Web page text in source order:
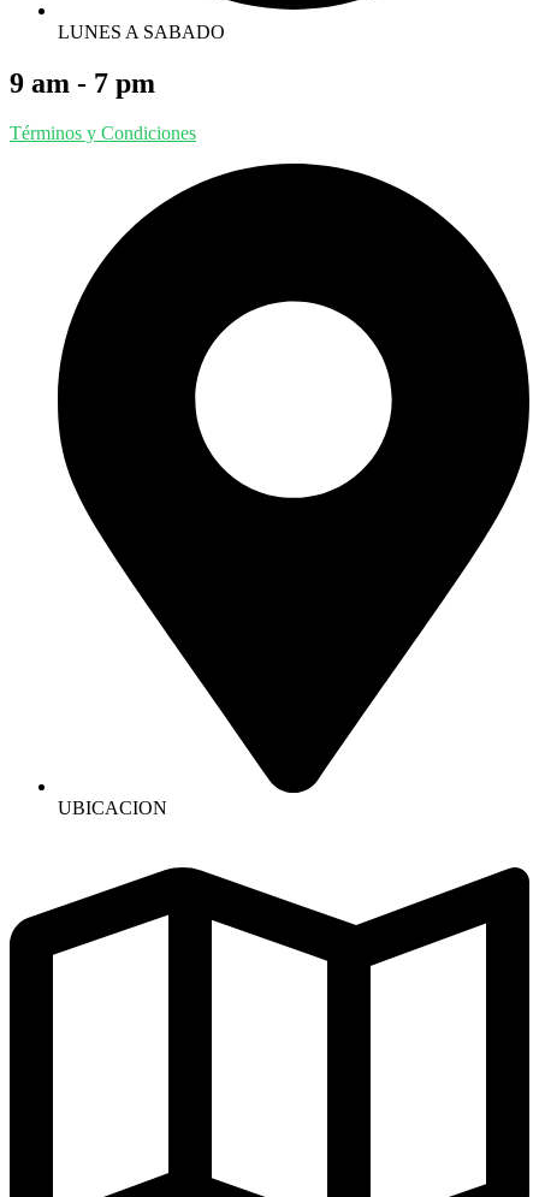
LUNES A SABADO
9 am - 7 pm
Términos y Condiciones
UBICACION